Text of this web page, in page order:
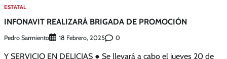
ESTATAL
INFONAVIT REALIZARÁ BRIGADA DE PROMOCIÓN
Pedro Sarmiento 18 Febrero, 2025 0
Y SERVICIO EN DELICIAS ● Se llevará a cabo el jueves 20 de